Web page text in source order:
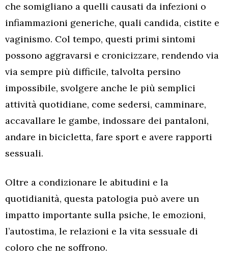
che somigliano a quelli causati da infezioni o
infiammazioni generiche, quali candida, cistite e
vaginismo. Col tempo, questi primi sintomi
possono aggravarsi e cronicizzare, rendendo via
via sempre più difficile, talvolta persino
impossibile, svolgere anche le più semplici
attività quotidiane, come sedersi, camminare,
accavallare le gambe, indossare dei pantaloni,
andare in bicicletta, fare sport e avere rapporti
sessuali.
Oltre a condizionare le abitudini e la
quotidianità, questa patologia può avere un
impatto importante sulla psiche, le emozioni,
l’autostima, le relazioni e la vita sessuale di
coloro che ne soffrono.